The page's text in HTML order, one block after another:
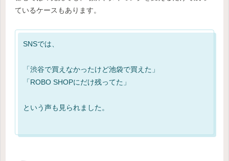
ているケースもあります。
SNSでは、
「渋谷で買えなかったけど池袋で買えた」
「ROBO SHOPにだけ残ってた」
という声も見られました。